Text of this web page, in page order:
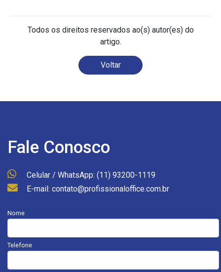
Todos os direitos reservados ao(s) autor(es) do
artigo.
Voltar
Fale Conosco
Celular / WhatsApp: (11) 93200-1119
E-mail: contato@profissionaloffice.com.br
Nome
Telefone